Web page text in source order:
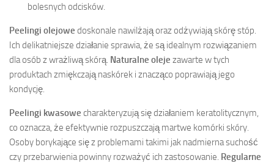
bolesnych odcisków.
Peelingi olejowe doskonale nawilżają oraz odżywiają skórę stóp.
Ich delikatniejsze działanie sprawia, że są idealnym rozwiązaniem
dla osób z wrażliwą skórą. Naturalne oleje zawarte w tych
produktach zmiękczają naskórek i znacząco poprawiają jego
kondycję.
Peelingi kwasowe charakteryzują się działaniem keratolitycznym,
co oznacza, że efektywnie rozpuszczają martwe komórki skóry.
Osoby borykające się z problemami takimi jak nadmierna suchość
czy przebarwienia powinny rozważyć ich zastosowanie. Regularne